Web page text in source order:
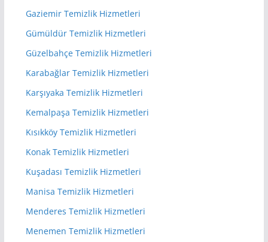
Gaziemir Temizlik Hizmetleri
Gümüldür Temizlik Hizmetleri
Güzelbahçe Temizlik Hizmetleri
Karabağlar Temizlik Hizmetleri
Karşıyaka Temizlik Hizmetleri
Kemalpaşa Temizlik Hizmetleri
Kısıkköy Temizlik Hizmetleri
Konak Temizlik Hizmetleri
Kuşadası Temizlik Hizmetleri
Manisa Temizlik Hizmetleri
Menderes Temizlik Hizmetleri
Menemen Temizlik Hizmetleri